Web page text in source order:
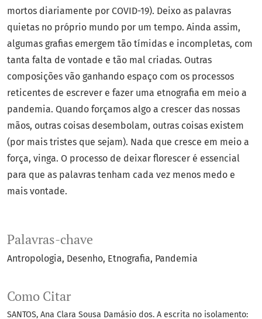
Palavras-chave
Antropologia Desenho Etnografia Pandemia
Como Citar
SANTOS, Ana Clara Sousa Damásio dos. A escrita no isolamento:
mortos diariamente por COVID-19). Deixo as palavras
quietas no próprio mundo por um tempo. Ainda assim,
algumas grafias emergem tão tímidas e incompletas, com
tanta falta de vontade e tão mal criadas. Outras
composições vão ganhando espaço com os processos
reticentes de escrever e fazer uma etnografia em meio a
pandemia. Quando forçamos algo a crescer das nossas
mãos, outras coisas desembolam, outras coisas existem
(por mais tristes que sejam). Nada que cresce em meio a
força, vinga. O processo de deixar florescer é essencial
para que as palavras tenham cada vez menos medo e
mais vontade.